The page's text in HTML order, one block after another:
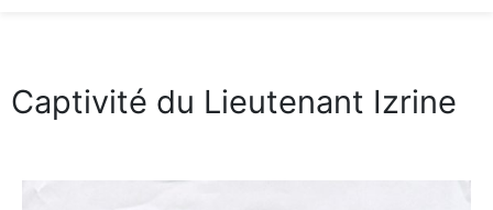
Captivité du Lieutenant Izrine